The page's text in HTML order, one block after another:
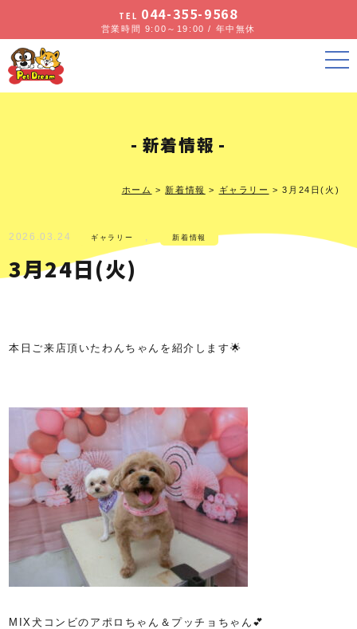
TEL 044-355-9568
営業時間 9:00～19:00 / 年中無休
新着情報
ホーム > 新着情報 > ギャラリー >3月24日(火)
2026.03.24 ギャラリー 新着情報
3月24日(火)
本日ご来店頂いたわんちゃんを紹介します🌟
MIX犬コンビのアポロちゃん＆プッチョちゃん💕